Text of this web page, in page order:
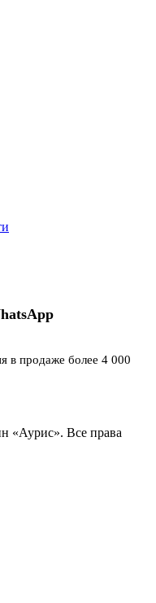
в продаже более 4 000
«Аурис». Все права